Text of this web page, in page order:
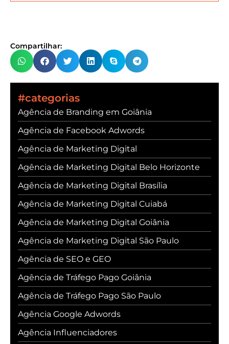
Compartilhar:
#categorias
Agência de Branding em Goiânia
Agência de Facebook Adwords
Agência de Marketing Digital
Agência de Marketing Digital Belo Horizonte
Agência de Marketing Digital Brasília
Agência de Marketing Digital Cuiabá
Agência de Marketing Digital Goiânia
Agência de Marketing Digital São Paulo
Agência de SEO e GEO
Agência de Tráfego Pago Goiânia
Agência de Tráfego Pago São Paulo
Agência Google Adwords
Agência Influenciadores